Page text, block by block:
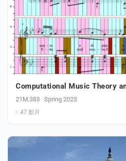
Computational Music Theory
21M.383 · Spring 2023
47 影片